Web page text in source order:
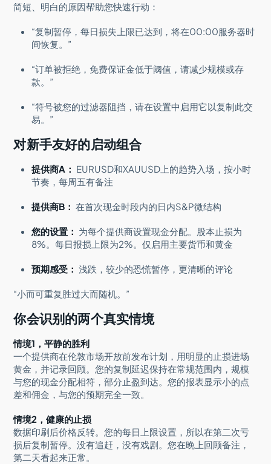
简短、明白的原因帮助您快速行动：
“复制暂停，每日损失上限已达到，将在00:00服务器时
间恢复。”
“订单被拒绝，免费保证金低于阈值，请减少规模或存
款。”
“符号被您的过滤器阻挡，请在设置中启用它以复制此交
易。”
对新手友好的启动组合
提供商A： EURUSD和XAUUSD上的趋势入场，按小时
节奏，每周五有备注
提供商B： 在首次现金时段内的日内S&P微结构
您的设置： 为每个提供商设置现金分配。股本止损为
8%。每日报损上限为2%。仅启用主要货币和黄金
预期感受： 浅跌，较少的恐慌暂停，更清晰的评论
“小而可重复胜过大而随机。”
你会识别的两个真实情境
情境1，平静的胜利
一个提供商在伦敦市场开放前发布计划，用明显的止损进场
黄金，并记录回顾。您的复制延迟保持在常规范围内，规模
与您的现金分配相符，部分止盈到达。您的报表显示小的点
差和佣金，与您的预期完全一致。
情境2，健康的止损
数据印刷后价格反转。您的每日上限设置，所以在第二次亏
损后复制暂停。没有追赶，没有戏剧。您在晚上回顾备注，
第二天看起来正常。